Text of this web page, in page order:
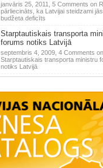
janvāris 25, 2011, 5 Comments on
pārliecināts, ka Latvijai steidzami
budžeta deficīts
Starptautiskais transporta
forums notiks Latvijā
septembris 4, 2009, 4 Comments on
Starptautiskais transporta ministru
notiks Latvijā